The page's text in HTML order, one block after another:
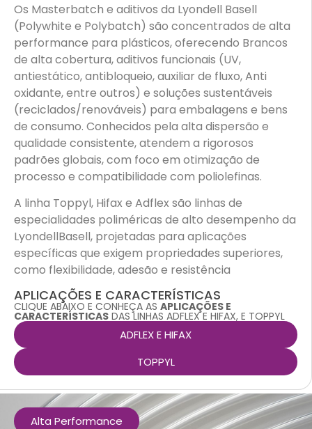
Os Masterbatch e aditivos da Lyondell Basell
(Polywhite e Polybatch) são concentrados de alta
performance para plásticos, oferecendo Brancos
de alta cobertura, aditivos funcionais (UV,
antiestático, antibloqueio, auxiliar de fluxo, Anti
oxidante, entre outros) e soluções sustentáveis
(reciclados/renováveis) para embalagens e bens
de consumo. Conhecidos pela alta dispersão e
qualidade consistente, atendem a rigorosos
padrões globais, com foco em otimização de
processo e compatibilidade com poliolefinas.
A linha Toppyl, Hifax e Adflex são linhas de
especialidades poliméricas de alto desempenho da
LyondellBasell, projetadas para aplicações
específicas que exigem propriedades superiores,
como flexibilidade, adesão e resistência
APLICAÇÕES E CARACTERÍSTICAS
CLIQUE ABAIXO E CONHEÇA AS APLICAÇÕES E
CARACTERÍSTICAS DAS LINHAS ADFLEX E HIFAX, E TOPPYL
ADFLEX E HIFAX
TOPPYL
Alta Performance